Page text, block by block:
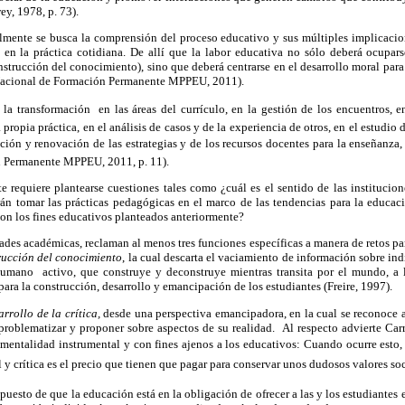
1978, p. 73).
se busca la comprensión del proceso educativo y sus múltiples
la práctica cotidiana. De allí que la labor educativa no sólo deberá
del conocimiento), sino que deberá centrarse en el desarrollo moral
de Formación Permanente MPPEU, 2011)
la transformación en las áreas del currículo, en la gestión de los encuentros,
práctica, en el análisis de casos y de la experiencia de otros, en el estudio
y renovación de las estrategias y de los recursos docentes para la
MPPEU, 2011, p. 11).
requiere plantearse cuestiones tales como ¿cuál es el sentido de las
tomar las prácticas pedagógicas en el marco de las tendencias para la
los fines educativos planteados anteriormente?
académicas, reclaman al menos tres funciones específicas a manera de retos
del conocimiento, la cual descarta el vaciamiento de información sobre
activo, que construye y deconstruye mientras transita por el mundo,
la construcción, desarrollo y emancipación de los estudiantes (Freire, 1997).
de la crítica, desde una perspectiva emancipadora, en la cual se
y proponer sobre aspectos de su realidad. Al respecto advierte Carr
instrumental y con fines ajenos a los educativos: Cuando ocurre
crítica es el precio que tienen que pagar para conservar unos dudosos valores
de que la educación está en la obligación de ofrecer a las y los estudiantes